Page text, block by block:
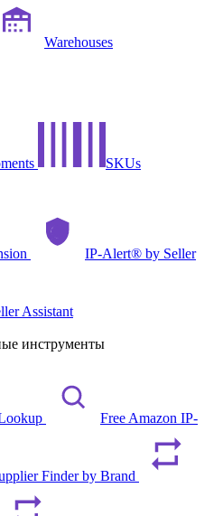
Warehouses
SKUs
IP-Alert® by Seller
Assistant
инструменты
Free Amazon IP-
Finder by Brand